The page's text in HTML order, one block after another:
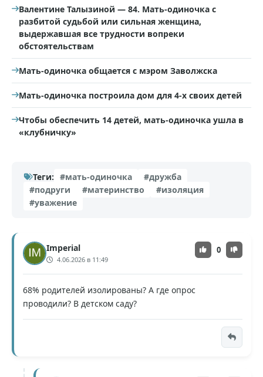
Валентине Талызиной — 84. Мать-одиночка с
разбитой судьбой или сильная женщина,
выдержавшая все трудности вопреки
обстоятельствам
Мать-одиночка общается с мэром Заволжска
Мать-одиночка построила дом для 4-х своих детей
Чтобы обеспечить 14 детей, мать-одиночка ушла в
«клубничку»
Теги: #мать-одиночка
#дружба
#подруги
#материнство
#изоляция
#уважение
Imperial
4.06.2026 в 11:49
0
68% родителей изолированы? А где опрос
проводили? В детском саду?